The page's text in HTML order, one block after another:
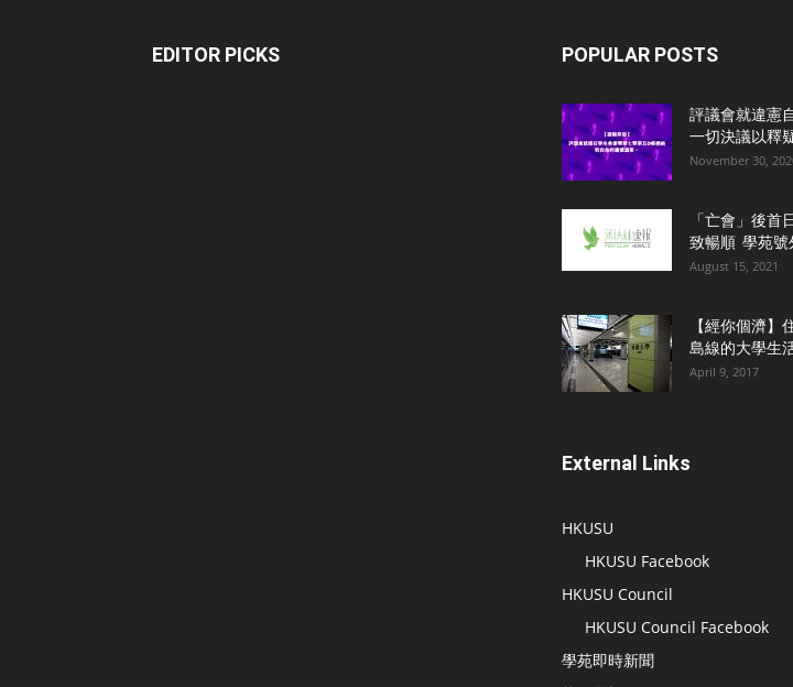
EDITOR PICKS POPULAR POSTS
評議會就違憲
一切決議以釋
November 30,
「亡會」後首
致暢順 學苑號
August 15, 2021
【經你個濟】
島線的大學生
April 9, 2017
External Links
HKUSU
HKUSU Facebook
HKUSU Council
HKUSU Council Facebook
學苑即時新聞